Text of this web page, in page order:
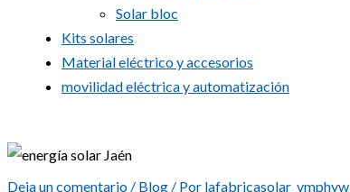
Solar bloc
Kits solares
Material eléctrico y accesorios
movilidad eléctrica y automatización
Deja un comentario / Blog / Por lafabricasolar_vmphyw